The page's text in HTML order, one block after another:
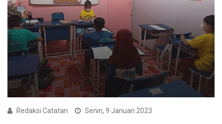
Redaksi Catatan Senin, 9 Januari 2023